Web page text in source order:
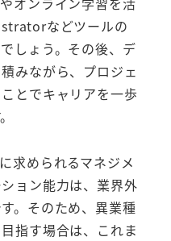
などツールの
しょう。その後、デ
みながら、プロジェ
とでキャリアを一歩
求められるマネジメ
ョン能力は、業界外
。そのため、異業種
指す場合は、これま